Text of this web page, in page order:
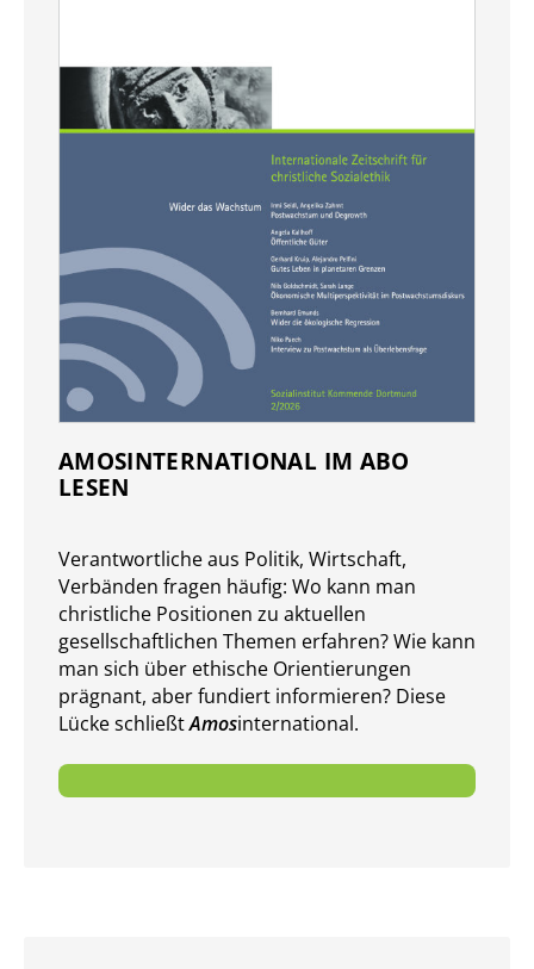
AMOSINTERNATIONAL IM ABO
LESEN
Verantwort­liche aus Politik, Wirtschaft,
Verbänden fragen häufig: Wo kann man
christliche Positionen zu aktuellen
gesellschaft­lichen Themen er­fahren? Wie kann
man sich über ethische Orientierungen
prägnant, aber fundiert in­for­mieren? Diese
Lücke schließtAmosinternational.